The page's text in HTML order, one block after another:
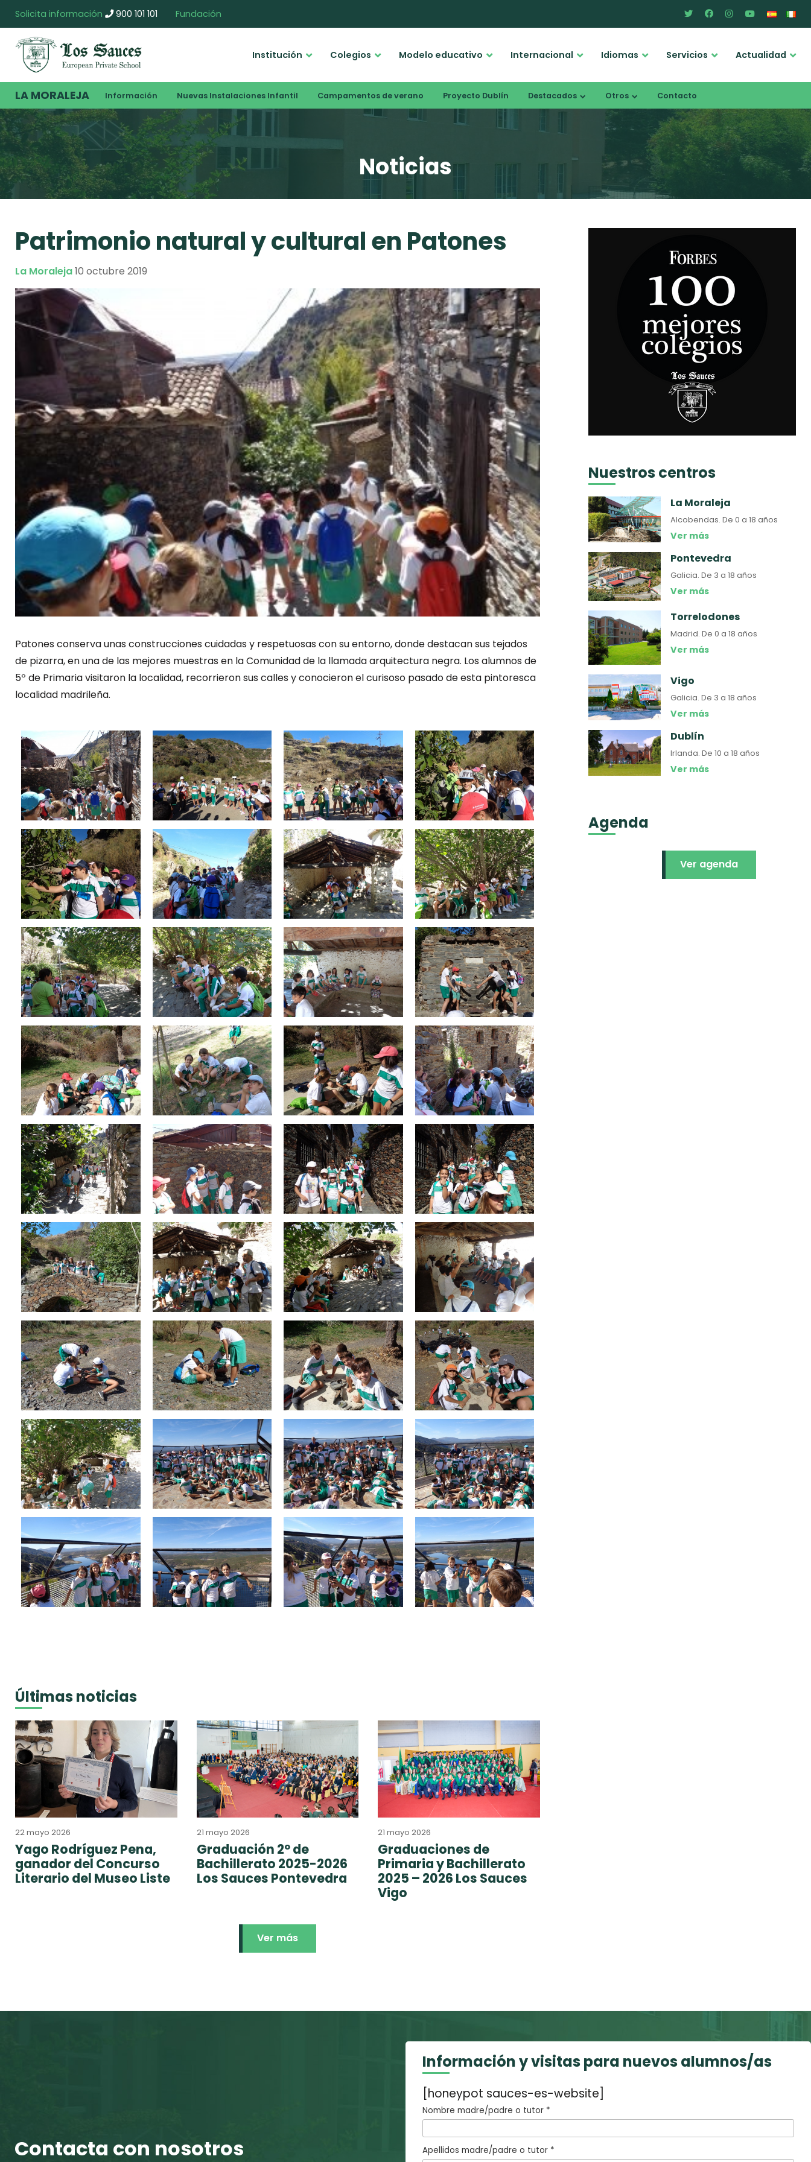
Solicita información 900 101 101 Fundación
Institución Colegios Modelo educativo Internacional Idiomas Servicios Actualidad
LA MORALEJA Información Nuevas Instalaciones Infantil Campamentos de verano Proyecto Dublín Destacados Otros Contacto
Noticias
Patrimonio natural y cultural en Patones
La Moraleja10 octubre 2019
Patones conserva unas construcciones cuidadas y respetuosas con su entorno, donde destacan sus tejados
de pizarra, en una de las mejores muestras en la Comunidad de la llamada arquitectura negra. Los alumnos de
5º de Primaria visitaron la localidad, recorrieron sus calles y conocieron el curisoso pasado de esta pintoresca
localidad madrileña.
Últimas noticias
22 mayo 2026
Yago Rodríguez Pena,
ganador del Concurso
Literario del Museo Liste
21 mayo 2026
Graduación 2º de
Bachillerato 2025-2026
Los Sauces Pontevedra
21 mayo 2026
Graduaciones de
Primaria y Bachillerato
2025 – 2026 Los Sauces
Vigo
Ver más
Nuestros centros
La Moraleja
Alcobendas.De 0 a 18 años
Ver más
Pontevedra
Galicia.De 3 a 18 años
Ver más
Torrelodones
Madrid.De 0 a 18 años
Ver más
Vigo
Galicia.De 3 a 18 años
Ver más
Dublín
Irlanda.De 10 a 18 años
Ver más
Agenda
Ver agenda
Contacta con nosotros
Información y visitas para nuevos alumnos/as
[honeypot sauces-es-website]
Nombre madre/padre o tutor *
Apellidos madre/padre o tutor *